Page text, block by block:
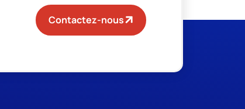
Contactez-nous